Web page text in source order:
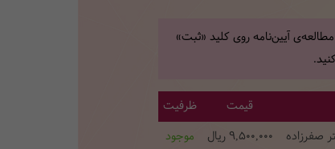
آیین‌نامه روی کلید «ثبت»
قیمت
ظرفیت
صفرزاده 9,500,000 ریال موجود